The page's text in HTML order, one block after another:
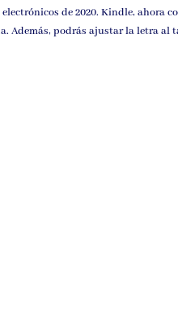
de 2020. Kindle, ahora
Además, podrás ajustar la letra al